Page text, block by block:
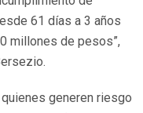
61 días a 3 años
millones de pesos”,
generen riesgo